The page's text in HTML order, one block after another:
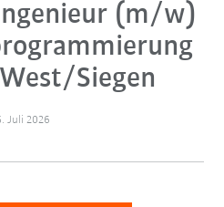
(m/w)
Siegen
Juli 2026